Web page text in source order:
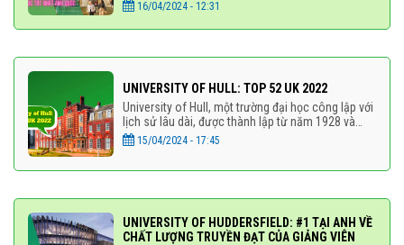
9/2024 tại Anh. Đối
16/04/2024 - 12:31
UNIVERSITY OF HULL: TOP 52 UK 2022
University of Hull, một trường đại học công lập với
lịch sử lâu dài, được thành lập từ năm 1928 và
chính thức trở thành trường Đại học vào năm
1954. Nằm
15/04/2024 - 17:45
UNIVERSITY OF HUDDERSFIELD: #1 TẠI ANH VỀ
CHẤT LƯỢNG TRUYỀN ĐẠT CỦA GIẢNG VIÊN